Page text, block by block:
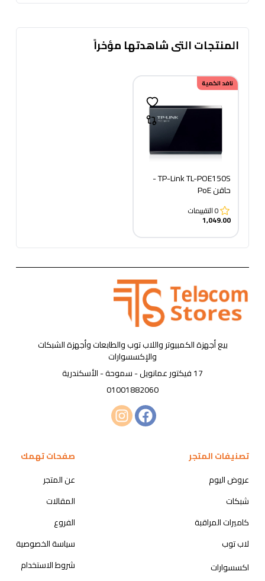
المنتجات التى شاهدتها مؤخراً
نافد الكمية
TP-Link TL-POE150S -
حاقن PoE
0التقييمات
1,049.00
بيع أجهزة الكمبيوتر واللاب توب والطابعات وأجهزة الشبكات
والإكسسوارات
17 فيكتور عمانويل - سموحة - الأسكندرية
01001882060
تصنيفات المتجر
عروض اليوم
شبكات
كاميرات المراقبة
لاب توب
اكسسوارات
صفحات تهمك
عن المتجر
المقالات
الفروع
سياسة الخصوصية
شروط الاستخدام